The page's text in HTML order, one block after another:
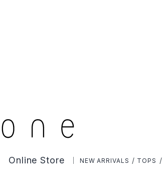
Online Store NEW ARRIVALS TOPS